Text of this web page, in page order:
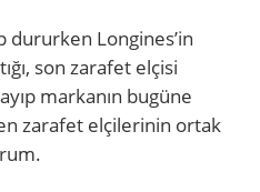
dururken Longines’in
son zarafet elçisi
markanın bugüne
zarafet elçilerinin ortak